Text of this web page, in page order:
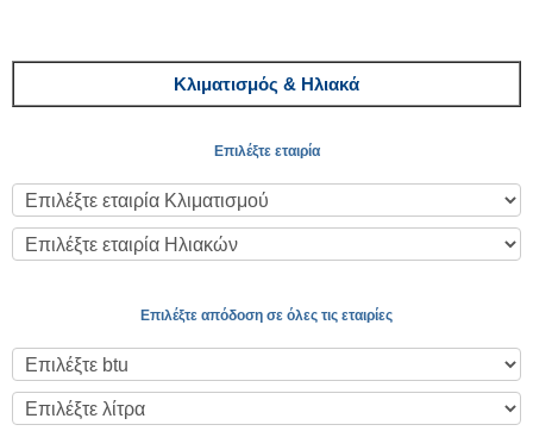
Κλιματισμός & Ηλιακά
Επιλέξτε εταιρία
Επιλέξτε απόδοση σε όλες τις εταιρίες